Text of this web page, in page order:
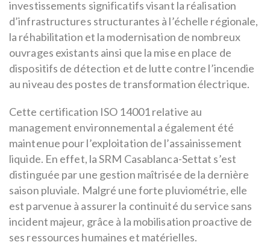
investissements significatifs visant la réalisation
d’infrastructures structurantes à l’échelle régionale,
la réhabilitation et la modernisation de nombreux
ouvrages existants ainsi que la mise en place de
dispositifs de détection et de lutte contre l’incendie
au niveau des postes de transformation électrique.
Cette certification ISO 14001 relative au
management environnemental a également été
maintenue pour l’exploitation de l’assainissement
liquide. En effet, la SRM Casablanca-Settat s’est
distinguée par une gestion maîtrisée de la dernière
saison pluviale. Malgré une forte pluviométrie, elle
est parvenue à assurer la continuité du service sans
incident majeur, grâce à la mobilisation proactive de
ses ressources humaines et matérielles.